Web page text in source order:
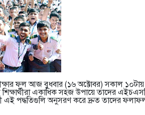
ফল আজ বুধবার (১৬ অক্টোবর) সকাল ১০টায়
একাধিক সহজ উপায়ে তাদের
এই পদ্ধতিগুলি অনুসরণ করে দ্রুত তাদের